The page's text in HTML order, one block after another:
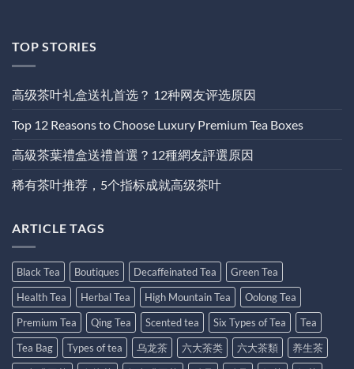
TOP STORIES
高级茶叶礼盒送礼首选？ 12种网友评选原因
Top 12 Reasons to Choose Luxury Premium Tea Boxes
高級茶葉禮盒送禮首選？12種網友評選原因
稀有茶叶推荐，5个指标成就高级茶叶
ARTICLE TAGS
Black Tea Boutiques Decaffeinated Tea
Green Tea
Health Tea
Herbal Tea High Mountain Tea
Oolong Tea
Premium Tea
Qing Tea Scented tea Six Types of Tea
Tea
Tea Bag
Types of tea 乌龙茶 六大茶类 六大茶類
养生茶